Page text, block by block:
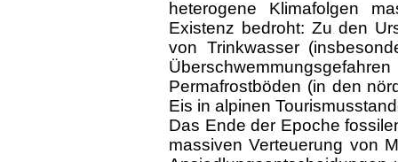
heterogene Klimafolgen
Existenz bedroht: Zu den
von Trinkwasser
Permafrostböden (in den
Eis in alpinen
Das Ende der Epoche
massiven Verteuerung von